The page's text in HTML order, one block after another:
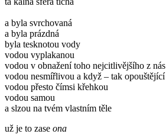
a byla svrchovaná
a byla prázdná
byla tesknotou vody
vodou vyplakanou
vodou v obnažení toho nejcitlivějšího z nás
vodou nesmířlivou a když – tak opouštějící
vodou přesto čímsi křehkou
vodou samou
a slzou na tvém vlastním těle
už je to zase ona